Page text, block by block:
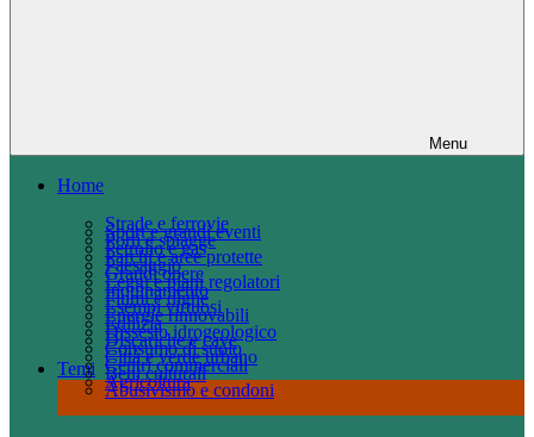
Menu
Home
Temi
Abusivismo e condoni
Agricoltura
Beni culturali
Centri commerciali
Città e verde urbano
Consumo di suolo
Discariche e cave
Dissesto idrogeologico
Edilizia
Energie rinnovabili
Esempi virtuosi
Fiumi e dighe
Inquinamento
Leggi e piani regolatori
Grandi opere
Paesaggio
Parchi e aree protette
Petrolio e gas
Porti e spiagge
Sport e grandi eventi
Strade e ferrovie